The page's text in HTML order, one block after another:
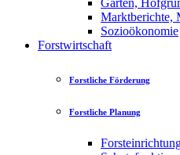
Garten,
Marktberichte,
Sozioökonomie
Forstwirtschaft
Forstliche Förderung
Forstliche Planung